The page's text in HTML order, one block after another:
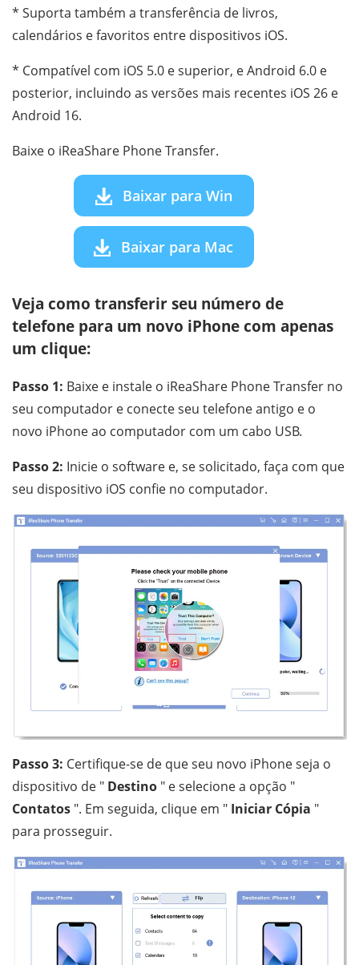
* Suporta também a transferência de livros,
calendários e favoritos entre dispositivos iOS.
* Compatível com iOS 5.0 e superior, e Android 6.0 e
posterior, incluindo as versões mais recentes iOS 26 e
Android 16.
Baixe o iReaShare Phone Transfer.
Baixar para Win
Baixar para Mac
Veja como transferir seu número de
telefone para um novo iPhone com apenas
um clique:
Passo 1: Baixe e instale o iReaShare Phone Transfer no
seu computador e conecte seu telefone antigo e o
novo iPhone ao computador com um cabo USB.
Passo 2: Inicie o software e, se solicitado, faça com que
seu dispositivo iOS confie no computador.
Passo 3: Certifique-se de que seu novo iPhone seja o
dispositivo de " Destino " e selecione a opção "
Contatos ". Em seguida, clique em " Iniciar Cópia "
para prosseguir.